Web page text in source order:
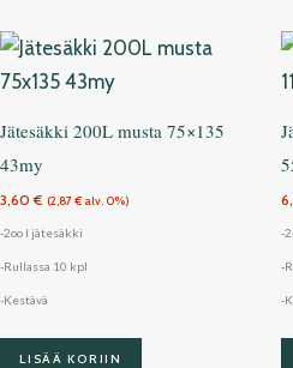
Jätesäkki 200L musta 75×135
43my
3,60€ (2,87€ alv. 0%)
-2oo l jätesäkki
-Rullassa 10 kpl
-Kestävä
LISÄÄ KORIIN
-
-
-